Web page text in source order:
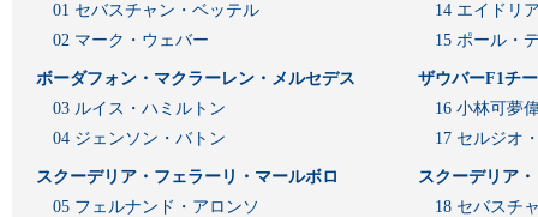
01 セバスチャン・ベッテル
02 マーク・ウェバー
ボーダフォン・マクラーレン・メルセデス
03 ルイス・ハミルトン
04 ジェンソン・バトン
スクーデリア・フェラーリ・マールボロ
05 フェルナンド・アロンソ
14 エイドリ
15 ポール・
ザウバーF1チ
16 小林可夢
17 セルジオ
スクーデリア
18 セバスチ